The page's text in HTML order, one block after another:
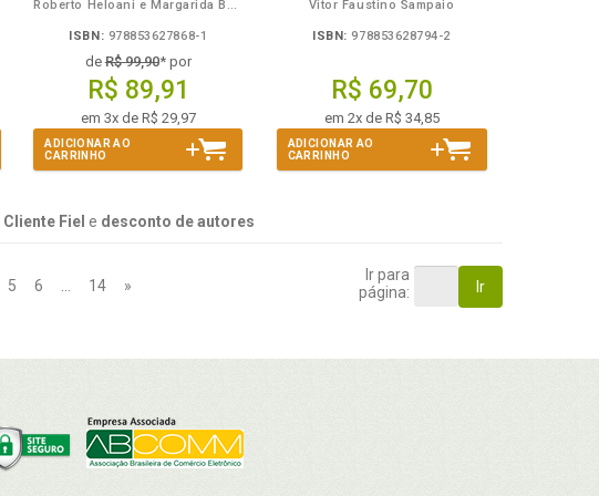
Roberto Heloani e Margarida Barreto
ISBN: 978853627868-1
deR$ 99,90* por
R$ 89,91
em 3x de R$ 29,97
ADICIONAR AO
CARRINHO
Vitor Faustino Sampaio
ISBN: 978853628794-2
R$ 69,70
em 2x de R$ 34,85
ADICIONAR AO
CARRINHO
Cliente Fiel e desconto de autores
5 6 14 »
Ir para
página:
Ir